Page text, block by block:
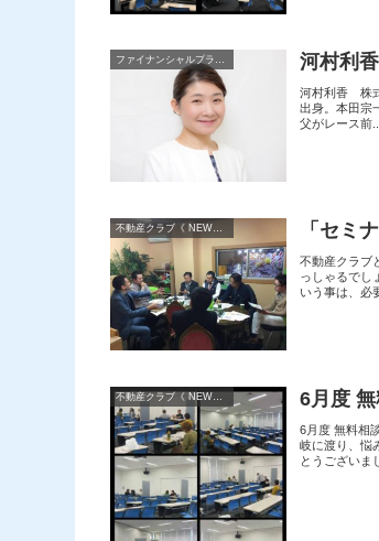
ファイナンシャルプランナー 河村利
河村利香 株
出身。本田宗
父がレース前...
「セミ
不動産クラブ
っしゃるでし
いう事は、必
6月度
6月度 無料相
岐に渡り、悩
とうございま